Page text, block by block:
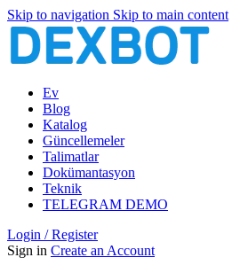
Skip to navigation Skip to main content
Ev
Blog
Katalog
Güncellemeler
Talimatlar
Dokümantasyon
Teknik
TELEGRAM DEMO
Login / Register
Sign in Create an Account